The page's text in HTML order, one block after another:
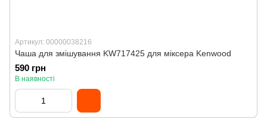
Артикул: 00000038216
Чаша для змішування KW717425 для міксера Kenwood
590 грн
В наявності